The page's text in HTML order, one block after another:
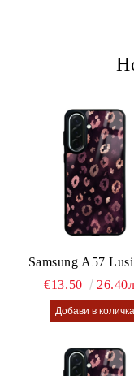
Samsung A57
€13.50